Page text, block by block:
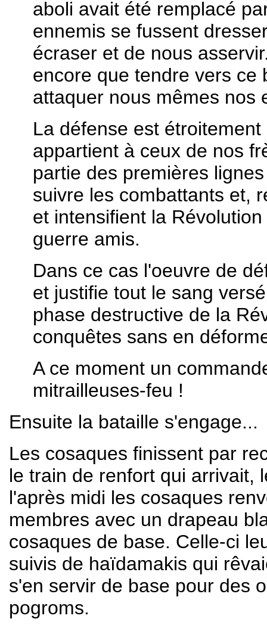
aboli avait été remplacé
ennemis se fussent
écraser et de nous
encore que tendre vers ce
attaquer nous mêmes nos
La défense est
appartient à ceux de nos
partie des premières
suivre les combattants et,
et intensifient la
guerre amis.
Dans ce cas l'oeuvre de
et justifie tout le sang
phase destructive de la
conquêtes sans en
A ce moment un
mitrailleuses-feu !
Ensuite la bataille s'engage...
Les cosaques finissent par
le train de renfort qui arrivait,
l'après midi les cosaques
membres avec un drapeau
cosaques de base. Celle-ci
suivis de haïdamakis qui
s'en servir de base pour des
pogroms.